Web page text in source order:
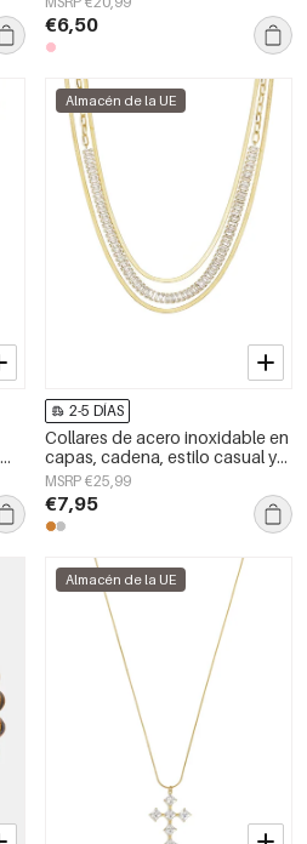
disfrutar de la playa. Colección
romántica para mujer.
€6,50
Almacén de la UE
2-5 DÍAS
Collares de acero inoxidable en
capas, cadena, estilo casual y
sencillo para uso diario, joyería
para mujer.
MSRP €25,99
€7,95
Almacén de la UE